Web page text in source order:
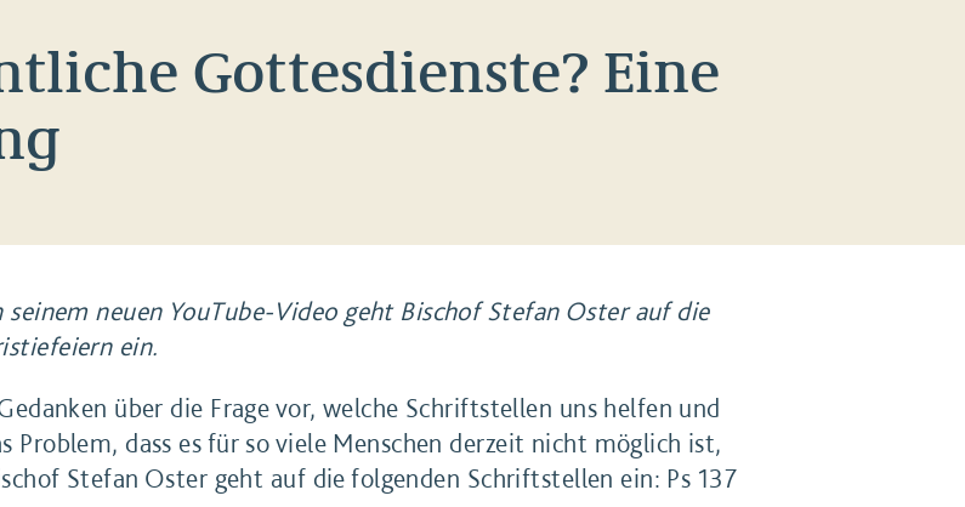
Gottesdienste? Eine
neuen YouTube-Video geht Bischof Stefan Oster auf die
ein.
über die Frage vor, welche Schriftstellen uns helfen und
Problem, dass es für so viele Menschen derzeit nicht möglich ist,
Stefan Oster geht auf die folgenden Schriftstellen ein: Ps 137